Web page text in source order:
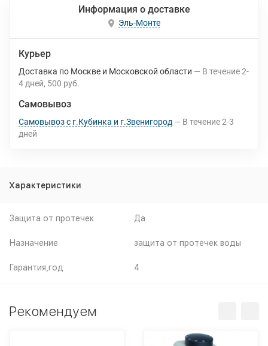
Информация о доставке
Эль-Монте
Курьер
Доставка по Москве и Московской области В течение2-
4 дней 500 руб.
Самовывоз
Самовывоз с г.Кубинка и г.Звенигород В течение2-3
дней
Характеристики
Защита от протечек Да
Назначение защита от протечек воды
Гарантия,год 4
Рекомендуем